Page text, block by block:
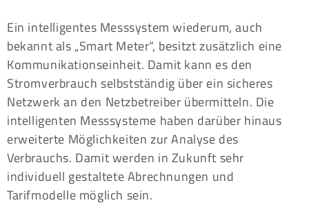
Ein intelligentes Messsystem wiederum, auch
bekannt als „Smart Meter“, besitzt zusätzlich eine
Kommunikationseinheit. Damit kann es den
Stromverbrauch selbstständig über ein sicheres
Netzwerk an den Netzbetreiber übermitteln. Die
intelligenten Messsysteme haben darüber hinaus
erweiterte Möglichkeiten zur Analyse des
Verbrauchs. Damit werden in Zukunft sehr
individuell gestaltete Abrechnungen und
Tarifmodelle möglich sein.